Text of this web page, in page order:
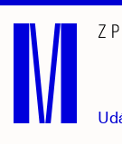
Přejít
hlavní
obsah